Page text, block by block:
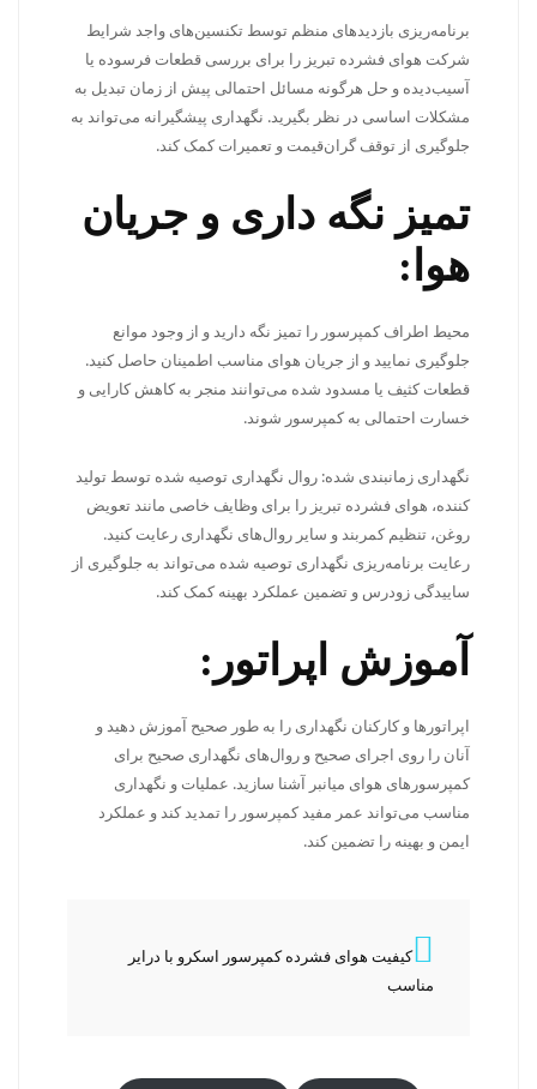
برنامه‌ریزی بازدیدهای منظم توسط تکنسین‌های واجد شرایط
شرکت هوای فشرده تبریز را برای بررسی قطعات فرسوده یا
آسیب‌دیده و حل هرگونه مسائل احتمالی پیش از زمان تبدیل به
مشکلات اساسی در نظر بگیرید. نگهداری پیشگیرانه می‌تواند به
جلوگیری از توقف گران‌قیمت و تعمیرات کمک کند.
تمیز نگه داری و جریان
هوا:
محیط اطراف کمپرسور را تمیز نگه دارید و از وجود موانع
جلوگیری نمایید و از جریان هوای مناسب اطمینان حاصل کنید.
قطعات کثیف یا مسدود شده می‌توانند منجر به کاهش کارایی و
خسارت احتمالی به کمپرسور شوند.
نگهداری زمانبندی شده: روال نگهداری توصیه شده توسط تولید
کننده، هوای فشرده تبریز را برای وظایف خاصی مانند تعویض
روغن، تنظیم کمربند و سایر روال‌های نگهداری رعایت کنید.
رعایت برنامه‌ریزی نگهداری توصیه شده می‌تواند به جلوگیری از
ساییدگی زودرس و تضمین عملکرد بهینه کمک کند.
آموزش اپراتور:
اپراتورها و کارکنان نگهداری را به طور صحیح آموزش دهید و
آنان را روی اجرای صحیح و روال‌های نگهداری صحیح برای
کمپرسورهای هوای میانبر آشنا سازید. عملیات و نگهداری
مناسب می‌تواند عمر مفید کمپرسور را تمدید کند و عملکرد
ایمن و بهینه را تضمین کند.
کیفیت هوای فشرده کمپرسور اسکرو با درایر
مناسب